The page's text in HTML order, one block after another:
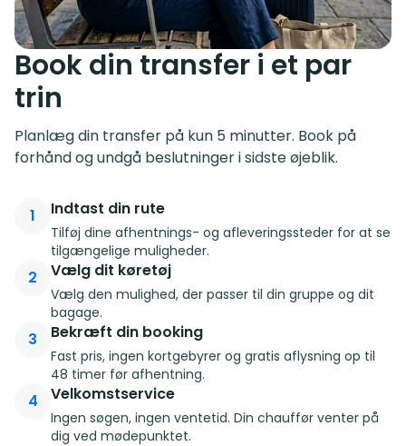
Book din transfer i et par
trin
Planlæg din transfer på kun 5 minutter. Book på
forhånd og undgå beslutninger i sidste øjeblik.
1 Indtast din rute
Tilføj dine afhentnings- og afleveringssteder for at se
tilgængelige muligheder.
2 Vælg dit køretøj
Vælg den mulighed, der passer til din gruppe og dit
bagage.
3 Bekræft din booking
Fast pris, ingen kortgebyrer og gratis aflysning op til
48 timer før afhentning.
4 Velkomstservice
Ingen søgen, ingen ventetid. Din chauffør venter på
dig ved mødepunktet.